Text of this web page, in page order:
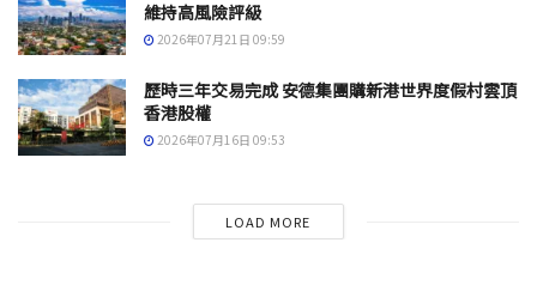
維持高風險評級
2026年07月21日 09:59
歷時三年交易完成 安德集團購新港世界度假村雲頂
香港股權
2026年07月16日 09:53
LOAD MORE